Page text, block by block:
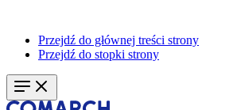
Przejdź do głównej treści strony
Przejdź do stopki strony